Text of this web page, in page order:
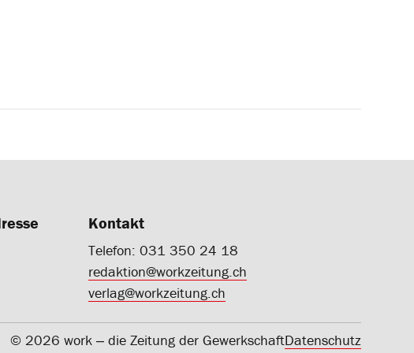
Kontakt
Telefon: 031 350 24 18
redaktion@workzeitung.ch
verlag@workzeitung.ch
© 2026 work ‒ die Zeitung der GewerkschaftDatenschutz